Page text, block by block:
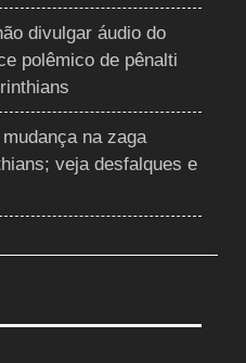
divulgar áudio do
polêmico de pênalti
na zaga
veja desfalques e